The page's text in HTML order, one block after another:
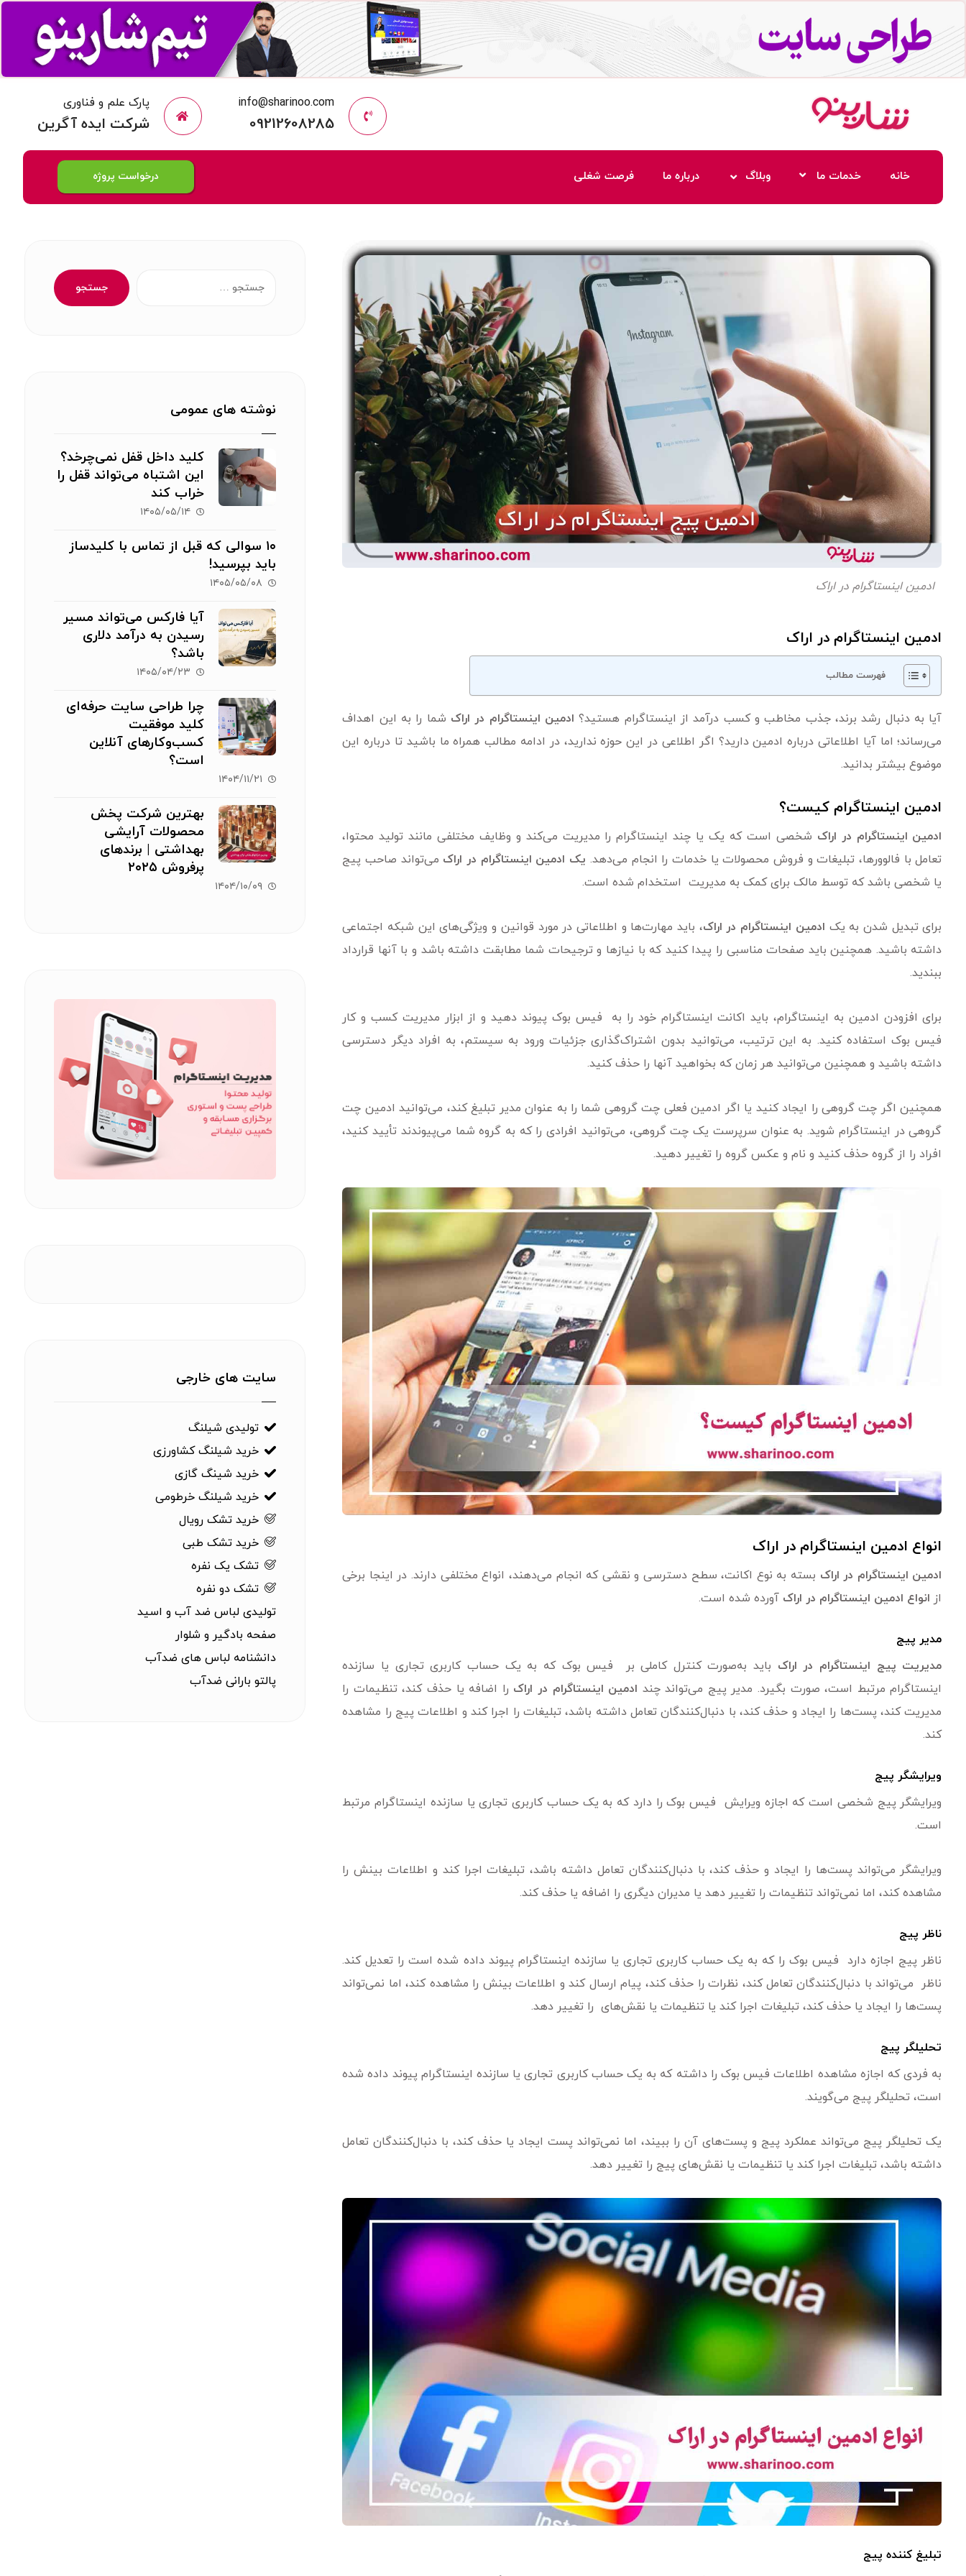
پارک علم و فناوری
شرکت ایده آگرین
info@sharinoo.com
09212608285
خانه خدمات ما وبلاگ درباره ما فرصت شغلی درخواست پروژه
ادمین اینستاگرام در اراک
ادمین اینستاگرام در اراک
فهرست مطالب
آیا به دنبال رشد برند، جذب مخاطب و کسب درآمد از اینستاگرام هستید؟ ادمین اینستاگرام در اراک شما را به این اهداف
می‌رساند؛ اما آیا اطلاعاتی درباره ادمین دارید؟ اگر اطلاعی در این حوزه ندارید، در ادامه مطالب همراه ما باشید تا درباره این
موضوع بیشتر بدانید.
ادمین اینستاگرام کیست؟
ادمین اینستاگرام در اراک شخصی است که یک یا چند اینستاگرام را مدیریت می‌کند و وظایف مختلفی مانند تولید محتوا،
تعامل با فالوورها، تبلیغات و فروش محصولات یا خدمات را انجام می‌دهد. یک ادمین اینستاگرام در اراک می‌تواند صاحب پیج
یا شخصی باشد که توسط مالک برای کمک به مدیریت استخدام شده است.
برای تبدیل شدن به یک ادمین اینستاگرام در اراک، باید مهارت‌ها و اطلاعاتی در مورد قوانین و ویژگی‌های این شبکه اجتماعی
داشته باشید. همچنین باید صفحات مناسبی را پیدا کنید که با نیازها و ترجیحات شما مطابقت داشته باشد و با آنها قرارداد
ببندید.
برای افزودن ادمین به اینستاگرام، باید اکانت اینستاگرام خود را به فیس بوک پیوند دهید و از ابزار مدیریت کسب و کار
فیس بوک استفاده کنید. به این ترتیب، می‌توانید بدون اشتراک‌گذاری جزئیات ورود به سیستم، به افراد دیگر دسترسی
داشته باشید و همچنین می‌توانید هر زمان که بخواهید آنها را حذف کنید.
همچنین اگر چت گروهی را ایجاد کنید یا اگر ادمین فعلی چت گروهی شما را به عنوان مدیر تبلیغ کند، می‌توانید ادمین چت
گروهی در اینستاگرام شوید. به عنوان سرپرست یک چت گروهی، می‌توانید افرادی را که به گروه شما می‌پیوندند تأیید کنید،
افراد را از گروه حذف کنید و نام و عکس گروه را تغییر دهید.
انواع ادمین اینستاگرام در اراک
ادمین اینستاگرام در اراک بسته به نوع اکانت، سطح دسترسی و نقشی که انجام می‌دهند، انواع مختلفی دارند. در اینجا برخی
از انواع ادمین اینستاگرام در اراک آورده شده است.
مدیر پیج
مدیریت پیج اینستاگرام در اراک باید به‌صورت کنترل کاملی بر فیس بوک که به یک حساب کاربری تجاری یا سازنده
اینستاگرام مرتبط است، صورت بگیرد. مدیر پیج می‌تواند چند ادمین اینستاگرام در اراک‌ را اضافه یا حذف کند، تنظیمات را
مدیریت کند، پست‌ها را ایجاد و حذف کند، با دنبال‌کنندگان تعامل داشته باشد، تبلیغات را اجرا کند و اطلاعات پیج را مشاهده
کند.
ویرایشگر پیج
ویرایشگر پیج شخصی است که اجازه ویرایش فیس بوک را دارد که به یک حساب کاربری تجاری یا سازنده اینستاگرام مرتبط
است.
ویرایشگر می‌تواند پست‌ها را ایجاد و حذف کند، با دنبال‌کنندگان تعامل داشته باشد، تبلیغات اجرا کند و اطلاعات بینش را
مشاهده کند، اما نمی‌تواند تنظیمات را تغییر دهد یا مدیران دیگری را اضافه یا حذف کند.
ناظر پیج
ناظر پیج اجازه دارد فیس بوک را که به یک حساب کاربری تجاری یا سازنده اینستاگرام پیوند داده شده است را تعدیل کند.
ناظر می‌تواند با دنبال‌کنندگان تعامل کند، نظرات را حذف کند، پیام ارسال کند و اطلاعات بینش را مشاهده کند، اما نمی‌تواند
پست‌ها را ایجاد یا حذف کند، تبلیغات اجرا کند یا تنظیمات یا نقش‌های را تغییر دهد.
تحلیلگر پیج
به فردی که اجازه مشاهده اطلاعات فیس بوک را داشته که به یک حساب کاربری تجاری یا سازنده اینستاگرام پیوند داده شده
است، تحلیلگر پیج می‌گویند.
یک تحلیلگر پیج می‌تواند عملکرد پیج و پست‌های آن را ببیند، اما نمی‌تواند پست ایجاد یا حذف کند، با دنبال‌کنندگان تعامل
داشته باشد، تبلیغات اجرا کند یا تنظیمات یا نقش‌های پیج را تغییر دهد.
تبلیغ کننده پیج
جستجو
نوشته های عمومی
کلید داخل قفل نمی‌چرخد؟
این اشتباه می‌تواند قفل را
خراب کند
۱۴۰۵/۰۵/۱۴
۱۰ سوالی که قبل از تماس با کلیدساز
باید بپرسید!
۱۴۰۵/۰۵/۰۸
آیا فارکس می‌تواند مسیر
رسیدن به درآمد دلاری
باشد؟
۱۴۰۵/۰۴/۲۳
چرا طراحی سایت حرفه‌ای
کلید موفقیت
کسب‌وکارهای آنلاین
است؟
۱۴۰۴/۱۱/۲۱
بهترین شرکت پخش
محصولات آرایشی
بهداشتی | برندهای
پرفروش ۲۰۲۵
۱۴۰۴/۱۰/۰۹
سایت های خارجی
تولیدی شیلنگ
خرید شیلنگ کشاورزی
خرید شینگ گازی
خرید شیلنگ خرطومی
خرید تشک رویال
خرید تشک طبی
تشک یک نفره
تشک دو نفره
تولیدی لباس ضد آب و اسید
صفحه بادگیر و شلوار
دانشنامه لباس های ضدآب
پالتو بارانی ضدآب